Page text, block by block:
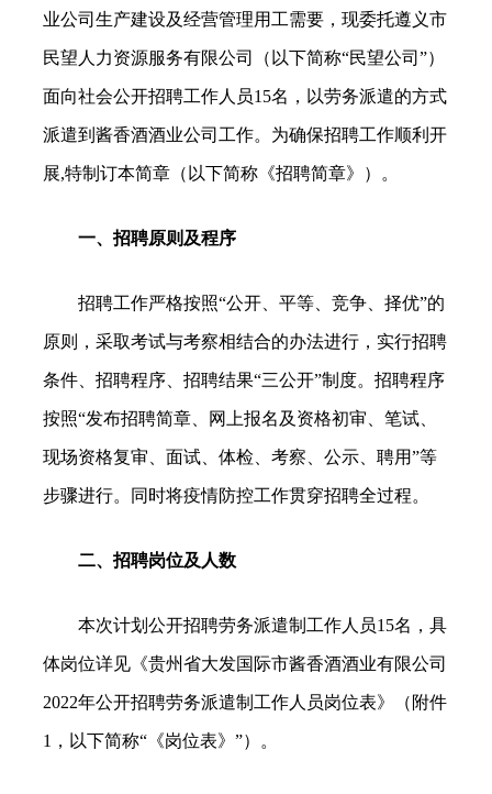
业公司生产建设及经营管理用工需要，现委托遵义市
民望人力资源服务有限公司（以下简称“民望公司”）
面向社会公开招聘工作人员15名，以劳务派遣的方式
派遣到酱香酒酒业公司工作。为确保招聘工作顺利开
展,特制订本简章（以下简称《招聘简章》）。
一、招聘原则及程序
招聘工作严格按照“公开、平等、竞争、择优”的
原则，采取考试与考察相结合的办法进行，实行招聘
条件、招聘程序、招聘结果“三公开”制度。招聘程序
按照“发布招聘简章、网上报名及资格初审、笔试、
现场资格复审、面试、体检、考察、公示、聘用”等
步骤进行。同时将疫情防控工作贯穿招聘全过程。
二、招聘岗位及人数
本次计划公开招聘劳务派遣制工作人员15名，具
体岗位详见《贵州省大发国际市酱香酒酒业有限公司
2022年公开招聘劳务派遣制工作人员岗位表》（附件
1，以下简称“《岗位表》”）。